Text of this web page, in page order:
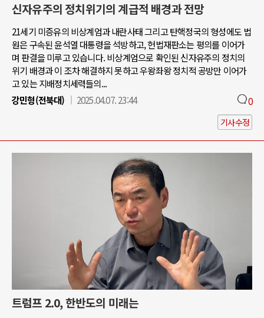
신자유주의 정치위기의 계급적 배경과 전망
21세기 미증유의 비상계엄과 내란사태 그리고 탄핵정국의 형성에도 법
원은 구속된 윤석열 대통령을 석방하고, 헌법재판소는 평의를 이어가
며 판결을 미루고 있습니다. 비상계엄으로 확인된 신자유주의 정치의
위기 배경과 이 조차 해결하지 못하고 우왕좌왕 정치적 공방만 이어가
고 있는 지배정치세력들의...
강민형(전북대)
2025.04.07. 23:44 0
기사수정
트럼프 2.0, 한반도의 미래는